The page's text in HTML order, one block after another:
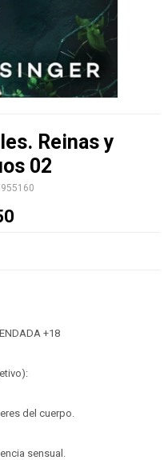
Reinas y
02
+18
del cuerpo.
sensual.